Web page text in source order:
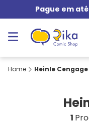
Pague em
Heinle Cengage
1